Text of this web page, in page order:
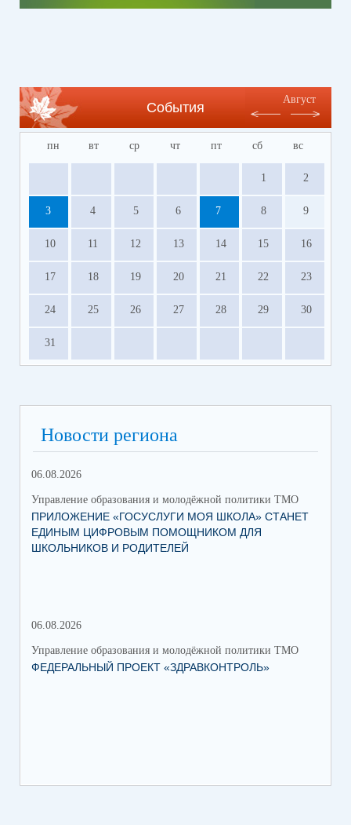
События
Август
пн вт ср чт пт сб вс
1 2
3 4 5 6 7 8 9
10 11 12 13 14 15 16
17 18 19 20 21 22 23
24 25 26 27 28 29 30
31
Новости региона
06.08.2026
Управление образования и молодёжной политики ТМО
ПРИЛОЖЕНИЕ «ГОСУСЛУГИ МОЯ ШКОЛА» СТАНЕТ
ЕДИНЫМ ЦИФРОВЫМ ПОМОЩНИКОМ ДЛЯ
ШКОЛЬНИКОВ И РОДИТЕЛЕЙ
06.08.2026
Управление образования и молодёжной политики ТМО
ФЕДЕРАЛЬНЫЙ ПРОЕКТ «ЗДРАВКОНТРОЛЬ»